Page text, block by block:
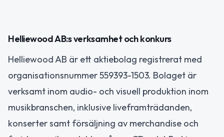
Helliewood AB:s verksamhet och konkurs
Helliewood AB är ett aktiebolag registrerat med
organisationsnummer 559393-1503. Bolaget är
verksamt inom audio- och visuell produktion inom
musikbranschen, inklusive liveframträdanden,
konserter samt försäljning av merchandise och